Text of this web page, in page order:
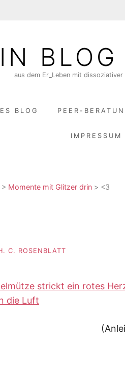
aus dem Er_Leben mit
BLOG PEER-
> Momente mit Glitzer drin > <3
C. ROSENBLATT